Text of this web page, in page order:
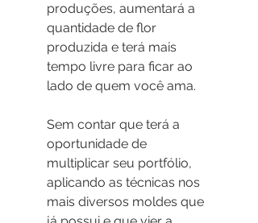
produções, aumentará a
quantidade de flor
produzida e terá mais
tempo livre para ficar ao
lado de quem você ama.
Sem contar que terá a
oportunidade de
multiplicar seu portfólio,
aplicando as técnicas nos
mais diversos moldes que